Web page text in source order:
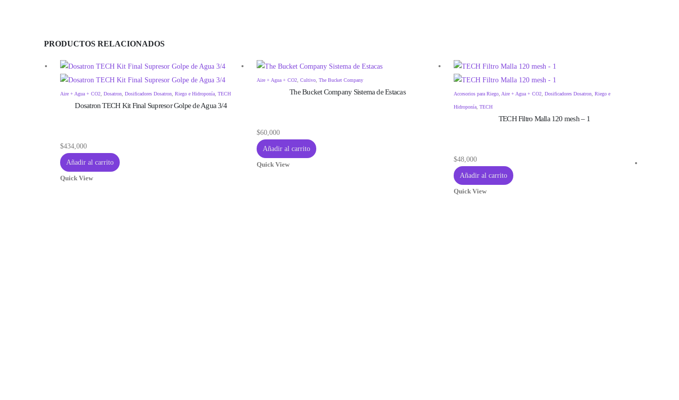
PRODUCTOS RELACIONADOS
Aire + Agua + CO2 Dosatron Dosificadores Dosatron Riego e Hidroponía TECH
Dosatron TECH Kit Final Supresor Golpe de Agua 3/4
$434,000
Añadir al carrito
Quick View
Aire + Agua + CO2 ,Cultivo ,The Bucket Company
The Bucket Company Sistema de Estacas
$60,000
Añadir al carrito
Quick View
Accesorios para Riego, Aire + Agua + CO2, Dosificadores Dosatron, Riego e
Hidroponía, TECH
TECH Filtro Malla 120 mesh – 1
$48,000
Añadir al carrito
Quick View